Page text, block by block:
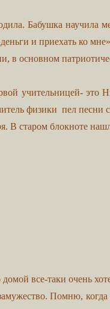
Бабушка научила
и приехать ко
в основном
учительницей- это
физики пел
В старом блокноте
все-таки очень
Помню,